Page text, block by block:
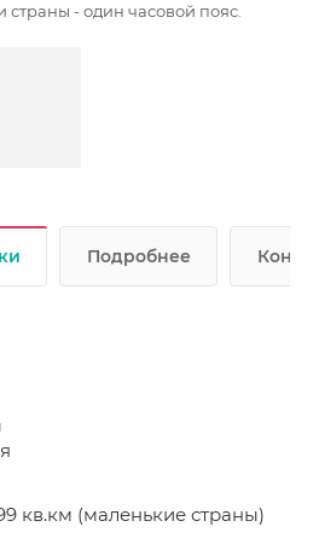
страны - один часовой пояс.
Подробнее
кв.км (маленькие страны)